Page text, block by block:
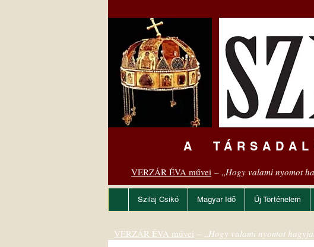
A
VERZÁR ÉVA művei – „Hogy valami nyomot
Szilaj Csikó Magyar Idő Új Történelem
VERZÁR ÉVA művei – „Hogy valami nyomot